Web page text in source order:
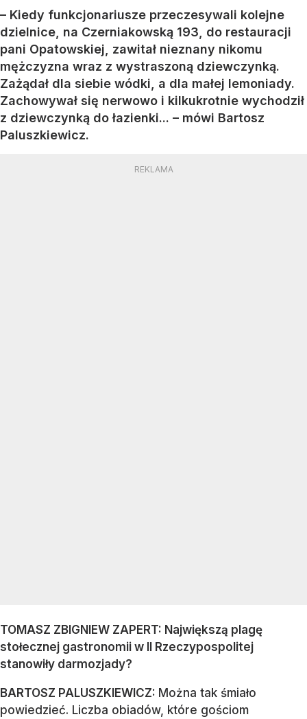
– Kiedy funkcjonariusze przeczesywali kolejne
dzielnice, na Czerniakowską 193, do restauracji
pani Opatowskiej, zawitał nieznany nikomu
mężczyzna wraz z wystraszoną dziewczynką.
Zażądał dla siebie wódki, a dla małej lemoniady.
Zachowywał się nerwowo i kilkukrotnie wychodził
z dziewczynką do łazienki... – mówi Bartosz
Paluszkiewicz.
TOMASZ ZBIGNIEW ZAPERT: Największą plagę
stołecznej gastronomii w II Rzeczypospolitej
stanowiły darmozjady?
BARTOSZ PALUSZKIEWICZ: Można tak śmiało
powiedzieć. Liczba obiadów, które gościom